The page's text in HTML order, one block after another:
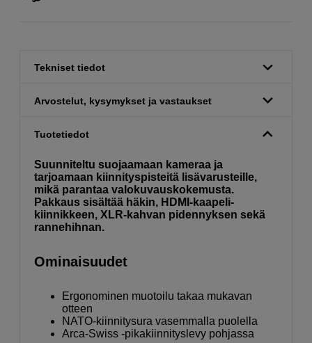
Tekniset tiedot
Arvostelut, kysymykset ja vastaukset
Tuotetiedot
Suunniteltu suojaamaan kameraa ja
tarjoamaan kiinnityspisteitä lisävarusteille,
mikä parantaa valokuvauskokemusta.
Pakkaus sisältää häkin, HDMI-kaapeli­
kiinnikkeen, XLR-kahvan pidennyksen sekä
rannehihnan.
Ominaisuudet
Ergonominen muotoilu takaa mukavan
otteen
NATO-kiinnitysura vasemmalla puolella
Arca-Swiss -pikakiinnityslevy pohjassa